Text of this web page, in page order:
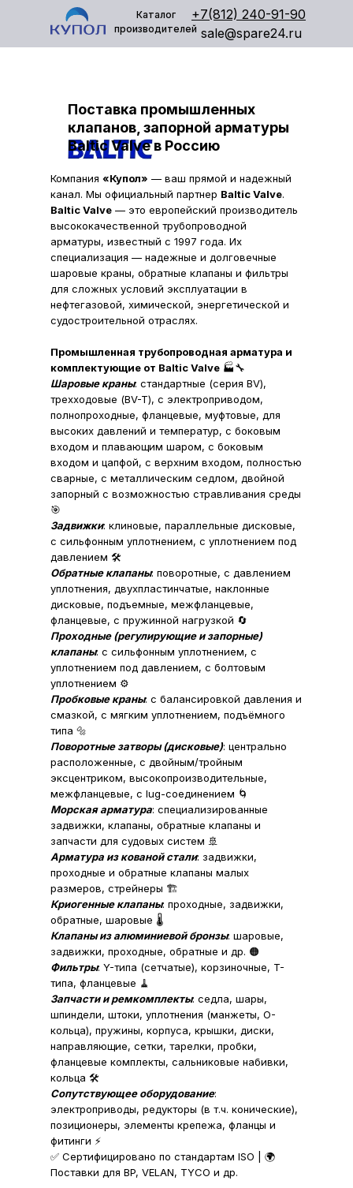
Каталог
производителей sale@spare24.ru
+7(812) 240-91-90
Поставка промышленных
клапанов, запорной арматуры
Baltic Valve в Россию
Компания «Купол» — ваш прямой и надежный
канал. Мы официальный партнер Baltic Valve.
Baltic Valve — это европейский производитель
высококачественной трубопроводной
арматуры, известный с 1997 года. Их
специализация — надежные и долговечные
шаровые краны, обратные клапаны и фильтры
для сложных условий эксплуатации в
нефтегазовой, химической, энергетической и
судостроительной отраслях.
Промышленная трубопроводная арматура и
комплектующие от Baltic Valve 🏭🔧
Шаровые краны: стандартные (серия BV),
трехходовые (BV-T), с электроприводом,
полнопроходные, фланцевые, муфтовые, для
высоких давлений и температур, с боковым
входом и плавающим шаром, с боковым
входом и цапфой, с верхним входом, полностью
сварные, с металлическим седлом, двойной
запорный с возможностью стравливания среды
🎯
Задвижки: клиновые, параллельные дисковые,
с сильфонным уплотнением, с уплотнением под
давлением 🛠️
Обратные клапаны: поворотные, с давлением
уплотнения, двухпластинчатые, наклонные
дисковые, подъемные, межфланцевые,
фланцевые, с пружинной нагрузкой 🔄
Проходные (регулирующие и запорные)
клапаны: с сильфонным уплотнением, с
уплотнением под давлением, с болтовым
уплотнением ⚙️
Пробковые краны: с балансировкой давления и
смазкой, с мягким уплотнением, подъёмного
типа 🔩
Поворотные затворы (дисковые): центрально
расположенные, с двойным/тройным
эксцентриком, высокопроизводительные,
межфланцевые, с lug-соединением 🌀
Морская арматура: специализированные
задвижки, клапаны, обратные клапаны и
запчасти для судовых систем 🚢
Арматура из кованой стали: задвижки,
проходные и обратные клапаны малых
размеров, стрейнеры 🏗️
Криогенные клапаны: проходные, задвижки,
обратные, шаровые 🌡️
Клапаны из алюминиевой бронзы: шаровые,
задвижки, проходные, обратные и др. 🟠
Фильтры: Y-типа (сетчатые), корзиночные, T-
типа, фланцевые 🧹
Запчасти и ремкомплекты: седла, шары,
шпиндели, штоки, уплотнения (манжеты, O-
кольца), пружины, корпуса, крышки, диски,
направляющие, сетки, тарелки, пробки,
фланцевые комплекты, сальниковые набивки,
кольца 🛠️
Сопутствующее оборудование:
электроприводы, редукторы (в т.ч. конические),
позиционеры, элементы крепежа, фланцы и
фитинги ⚡
✅ Сертифицировано по стандартам ISO | 🌍
Поставки для BP, VELAN, TYCO и др.